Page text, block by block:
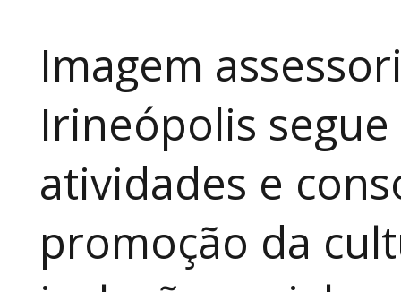
Imagem
Irineópolis
atividades e
promoção da